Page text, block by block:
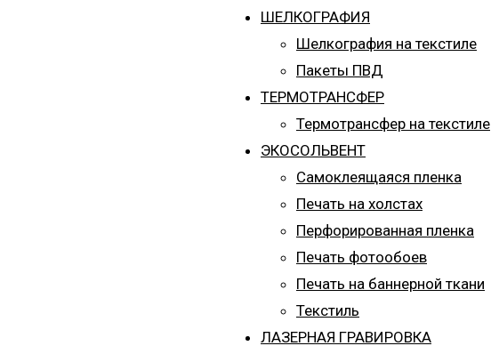
ШЕЛКОГРАФИЯ
Шелкография на текстиле
Пакеты ПВД
ТЕРМОТРАНСФЕР
Термотрансфер на текстиле
ЭКОСОЛЬВЕНТ
Самоклеящаяся пленка
Печать на холстах
Перфорированная пленка
Печать фотообоев
Печать на баннерной ткани
Текстиль
ЛАЗЕРНАЯ ГРАВИРОВКА